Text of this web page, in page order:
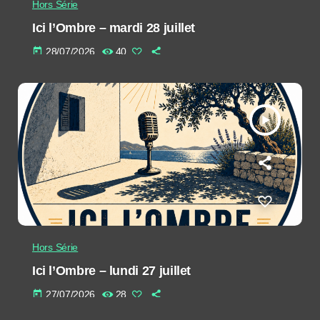
Hors Série
Ici l’Ombre – mardi 28 juillet
today 28/07/2026 40
play_arrow
Hors Série
Ici l’Ombre – lundi 27 juillet
today 27/07/2026 28